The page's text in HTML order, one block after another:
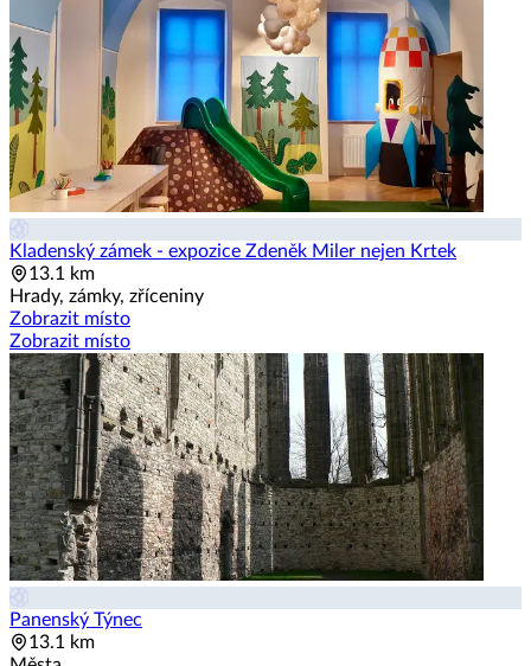
Kladenský zámek - expozice Zdeněk Miler nejen Krtek
13.1 km
Hrady, zámky, zříceniny
Zobrazit místo
Zobrazit místo
Panenský Týnec
13.1 km